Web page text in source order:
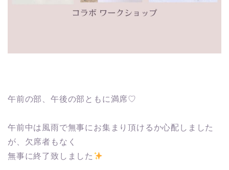
午前の部、午後の部ともに満席♡
午前中は風雨で無事にお集まり頂けるか心配しました
が、欠席者もなく
無事に終了致しました